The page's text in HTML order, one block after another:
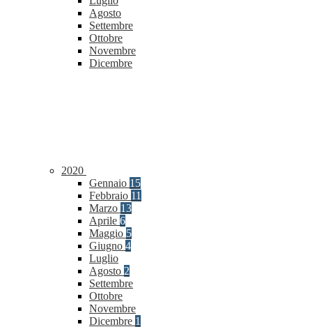
Agosto
Settembre
Ottobre
Novembre
Dicembre
2020
Gennaio 15
Febbraio 11
Marzo 13
Aprile 6
Maggio 5
Giugno 4
Luglio
Agosto 2
Settembre
Ottobre
Novembre
Dicembre 1